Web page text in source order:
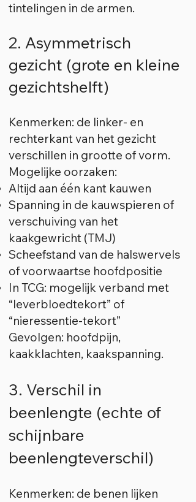
tintelingen in de armen.
2. Asymmetrisch
gezicht (grote en kleine
gezichtshelft)
Kenmerken: de linker- en
rechterkant van het gezicht
verschillen in grootte of vorm.
Mogelijke oorzaken:
Altijd aan één kant kauwen
Spanning in de kauwspieren of
verschuiving van het
kaakgewricht (TMJ)
Scheefstand van de halswervels
of voorwaartse hoofdpositie
In TCG: mogelijk verband met
“leverbloedtekort” of
“nieressentie-tekort”
Gevolgen: hoofdpijn,
kaakklachten, kaakspanning.
3. Verschil in
beenlengte (echte of
schijnbare
beenlengteverschil)
Kenmerken: de benen lijken